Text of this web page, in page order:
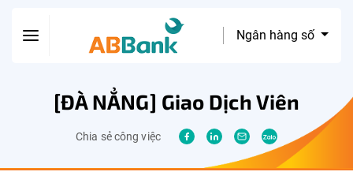
Ngân hàng số
[ĐÀ NẲNG] Giao Dịch Viên
Chia sẻ công việc